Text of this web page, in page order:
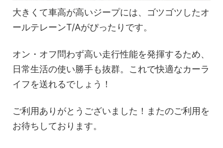
大きくて車高が高いジープには、ゴツゴツしたオ
ールテレーンT/Aがぴったりです。
オン・オフ問わず高い走行性能を発揮するため、
日常生活の使い勝手も抜群。これで快適なカーラ
イフを送れるでしょう！
ご利用ありがとうございました！またのご利用を
お待ちしております。